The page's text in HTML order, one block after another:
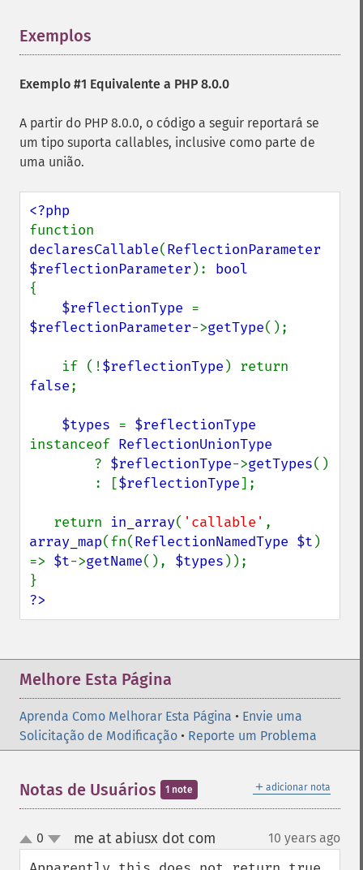
Exemplos
Exemplo #1 Equivalente a PHP 8.0.0
A partir do PHP 8.0.0, o código a seguir reportará se
um tipo suporta callables, inclusive como parte de
uma união.
declaresCallable(ReflectionParameter
$reflectionParameter ):
{
$reflectionType
$reflectionParameter->getType();
    if (!
$reflectionType
false;
$types =
instanceof ReflectionUnionType
? $reflectionType->getTypes()
        : [
$reflectionType];
   return
in_array( 'callable'
array_map(fn(ReflectionNamedType $t )
=> $t->getName(), $types ));
?>
Melhore Esta Página
Aprenda Como Melhorar Esta Página • Envie uma
Solicitação de Modificação • Reporte um Problema
＋ adicionar nota
Notas de Usuários 1 note
up
down
0 me at abiusx dot com 10 years ago